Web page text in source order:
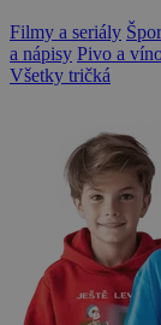
Filmy a seriály
a nápisy Pivo a
Všetky tričká